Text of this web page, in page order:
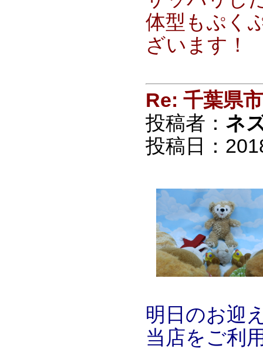
体型もぷく
ざいます！
Re: 千葉県
投稿者： ネ
投稿日：
明日のお迎
当店をご利